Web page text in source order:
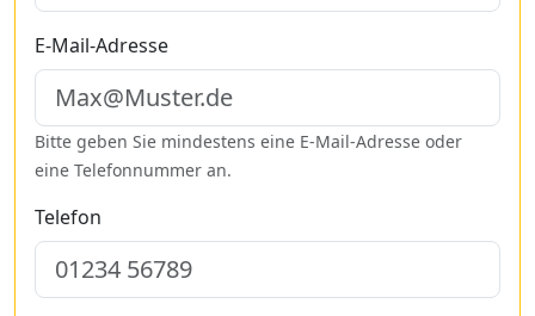
E-Mail-Adresse
Bitte geben Sie mindestens eine E-Mail-Adresse oder
eine Telefonnummer an.
Telefon